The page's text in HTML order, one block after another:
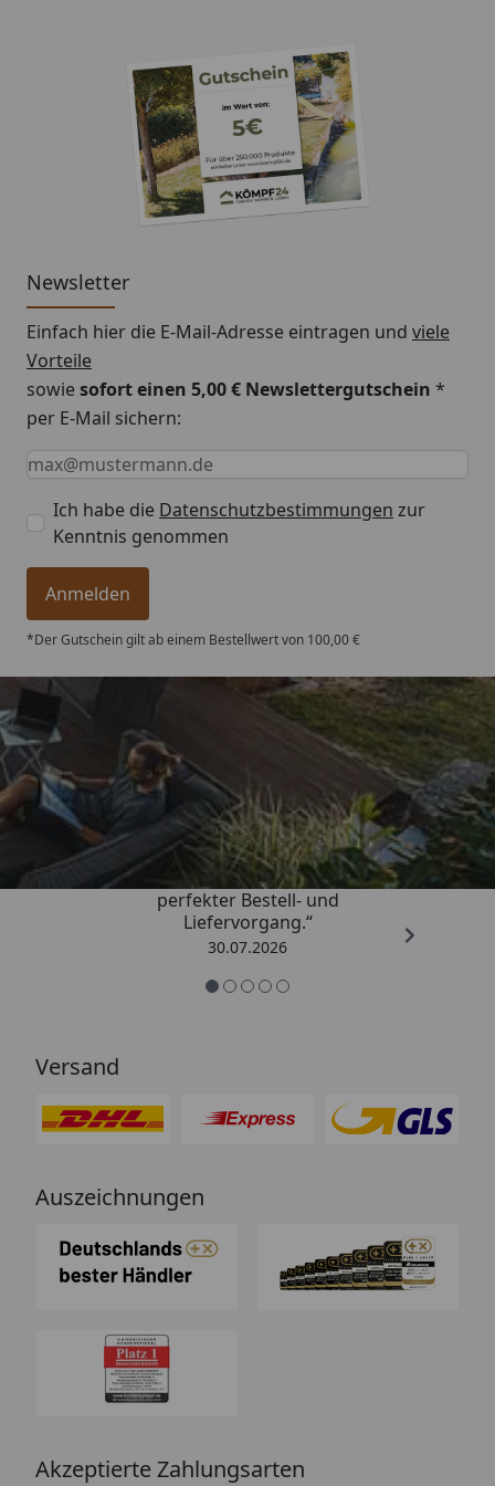
des Regenwassers von Ihrem Dach!
Newsletter
Einfach hier die E-Mail-Adresse eintragen und viele
Vorteile
sowiesofort einen 5,00 € Newslettergutschein *
per E-Mail sichern:
Keine Eingabe erforderlich
Eingabe erforderlich
E-Mail *
Ich habe die Datenschutzbestimmungen zur
Kenntnis genommen
Anmelden
*Der Gutschein gilt ab einem Bestellwert von 100,00 €
Trusted Shops
4,76/ 5
„Qualitativ sehr gute Ware und ein
perfekter Bestell- und
Liefervorgang.“
30.07.2026
Versand
Auszeichnungen
Akzeptierte Zahlungsarten